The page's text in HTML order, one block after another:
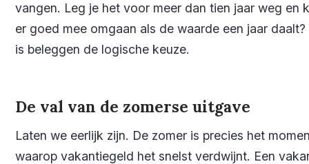
vangen. Leg je het voor meer dan tien jaar weg en
er goed mee omgaan als de waarde een jaar daalt?
is beleggen de logische keuze.
De val van de zomerse uitgave
Laten we eerlijk zijn. De zomer is precies het
waarop vakantiegeld het snelst verdwijnt. Een